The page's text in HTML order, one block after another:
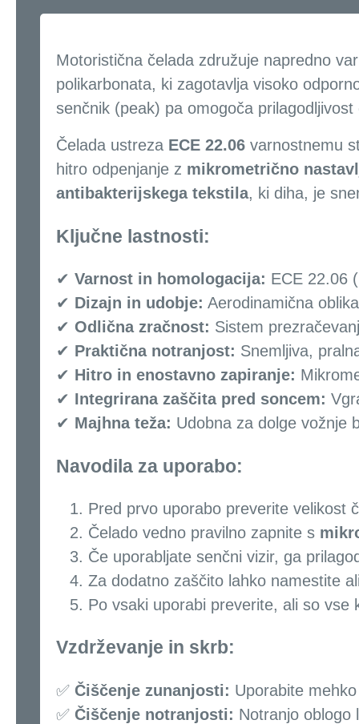
Motoristična čelada združuje napredno
polikarbonata, ki zagotavlja visoko
senčnik (peak) pa omogoča
Čelada ustreza ECE 22.06 varnostnemu
hitro odpenjanje z mikrometrično
antibakterijskega tekstila, ki diha, je
Ključne lastnosti:
✔ Varnost in homologacija: ECE 22.06
✔ Dizajn in udobje: Aerodinamična
✔ Odlična zračnost: Sistem
✔ Praktična notranjost: Snemljiva,
✔ Hitro in enostavno zapiranje:
✔ Integrirana zaščita pred soncem:
✔ Majhna teža: Udobna za dolge vožnje
Navodila za uporabo:
Pred prvo uporabo preverite velikost
Čelado vedno pravilno zapnite s
Če uporabljate senčni vizir, ga
Za dodatno zaščito lahko namestite
Po vsaki uporabi preverite, ali so
Vzdrževanje in skrb:
✅ Čiščenje zunanjosti: Uporabite
✅ Čiščenje notranjosti: Notranjo oblogo